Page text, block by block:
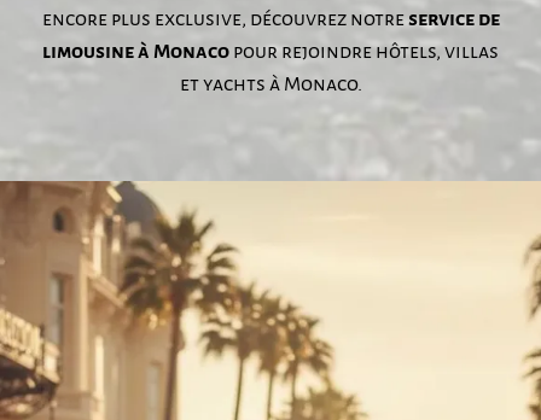
encore plus exclusive, découvrez notreservice de
limousine à Monaco pour rejoindre hôtels, villas
et yachts à Monaco.